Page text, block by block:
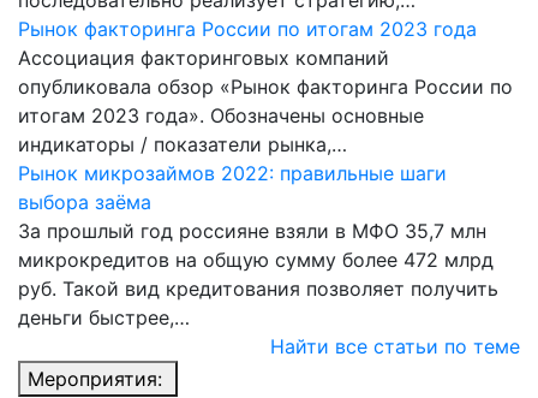
Рынок факторинга России по итогам 2023 года
Ассоциация факторинговых компаний
опубликовала обзор «Рынок факторинга России по
итогам 2023 года». Обозначены основные
индикаторы / показатели рынка,…
Рынок микрозаймов 2022: правильные шаги
выбора заёма
За прошлый год россияне взяли в МФО 35,7 млн
микрокредитов на общую сумму более 472 млрд
руб. Такой вид кредитования позволяет получить
деньги быстрее,…
Найти все статьи по теме
Мероприятия: